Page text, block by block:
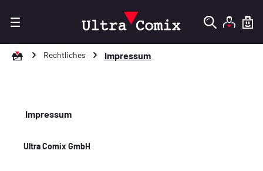
Zur Startseite gehen
Rechtliches Impressum
Impressum
Ultra Comix GmbH